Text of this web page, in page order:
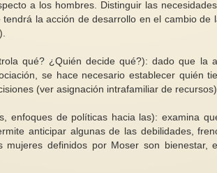
a los hombres. Distinguir las
la acción de desarrollo en el cambio de
qué? ¿Quién decide qué?): dado que la
se hace necesario establecer quién
(ver asignación intrafamiliar de recursos).
enfoques de políticas hacia las): examina
anticipar algunas de las debilidades,
definidos por Moser son bienestar,
En el 25N: análisis de la realidad
magistral y premonitoriamente por
Margaret Atwood en 1985,...
Emmeline,
La Unión
Mujeres
Emmeline